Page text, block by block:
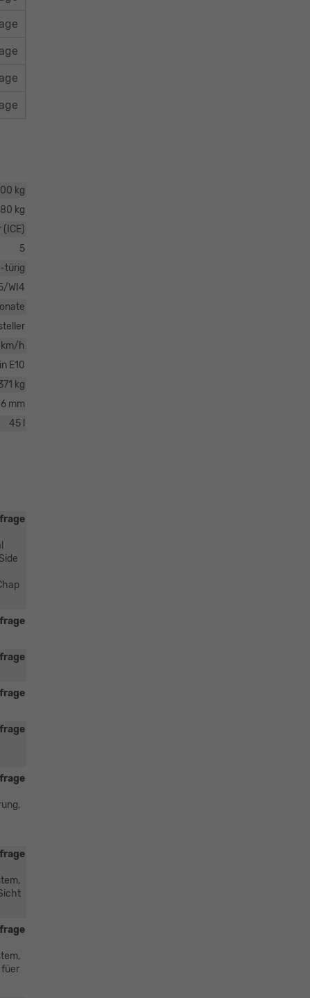
kg
kg
5
türig
WI4
h
E10
kg
mm
45 l
füer